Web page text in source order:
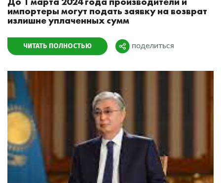
импортеры могут подать заявку на возврат
излишне уплаченных сумм
ЧИТАТЬ ПОЛНОСТЬЮ Поделиться
поделиться